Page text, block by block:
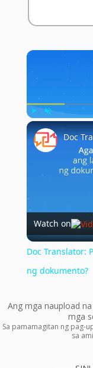
Play Unmute
Watch on
Doc Translator:
ng dokumento?
Ang mga naupload
mga
Sa pamamagitan ng pag-
sa